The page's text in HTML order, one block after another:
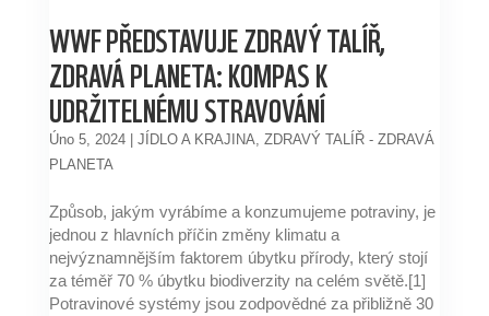
WWF PŘEDSTAVUJE ZDRAVÝ TALÍŘ,
ZDRAVÁ PLANETA: KOMPAS K
UDRŽITELNÉMU STRAVOVÁNÍ
Úno 5, 2024| JÍDLO A KRAJINA, ZDRAVÝ TALÍŘ - ZDRAVÁ
PLANETA
Způsob, jakým vyrábíme a konzumujeme potraviny, je
jednou z hlavních příčin změny klimatu a
nejvýznamnějším faktorem úbytku přírody, který stojí
za téměř 70 % úbytku biodiverzity na celém světě.[1]
Potravinové systémy jsou zodpovědné za přibližně 30